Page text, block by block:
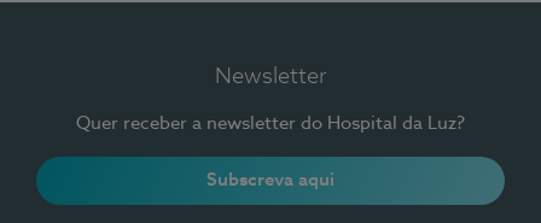
Newsletter
Quer receber a newsletter do Hospital da Luz?
Subscreva aqui